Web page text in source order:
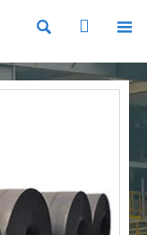
  